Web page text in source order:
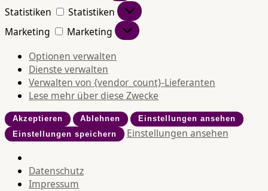
Statistiken
Statistiken
Marketing
Marketing
Optionen verwalten
Dienste verwalten
Verwalten von {vendor_count}-Lieferanten
Lese mehr über diese Zwecke
Akzeptieren Ablehnen
Einstellungen ansehen
Einstellungen speichern
Einstellungen ansehen
Datenschutz
Impressum